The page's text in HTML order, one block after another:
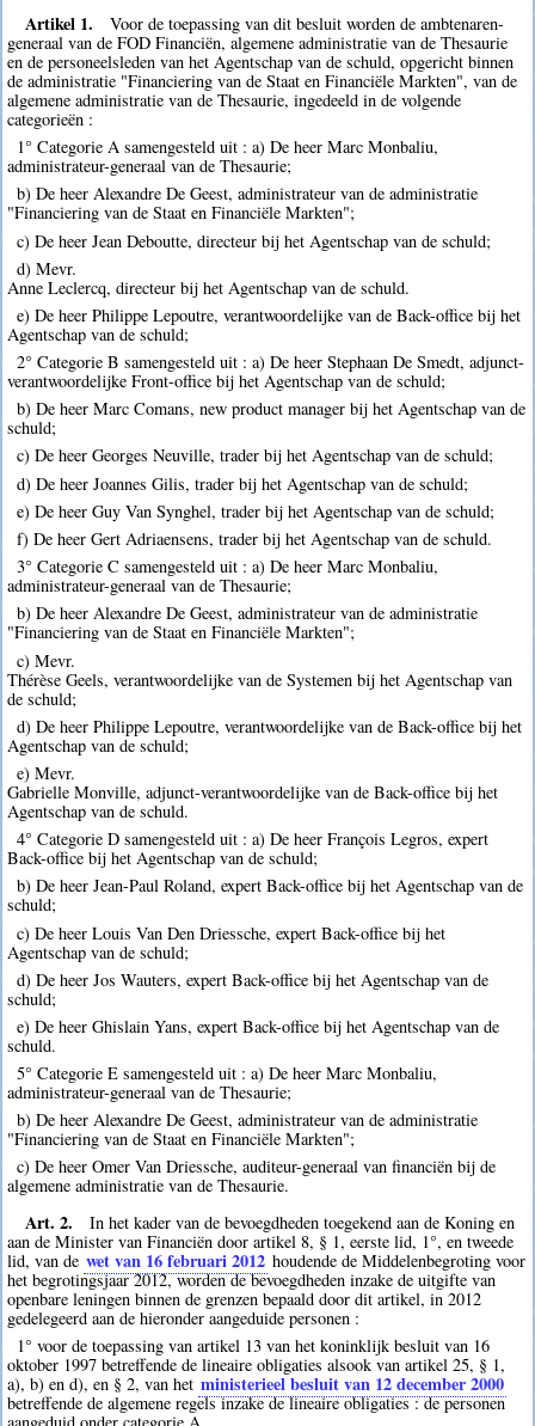
Artikel 1.
Voor de toepassing van dit besluit worden de ambtenaren-
generaal van de FOD Financiën, algemene administratie van de Thesaurie
en de personeelsleden van het Agentschap van de schuld, opgericht binnen
de administratie "Financiering van de Staat en Financiële Markten", van de
algemene administratie van de Thesaurie, ingedeeld in de volgende
categorieën :
1° Categorie A samengesteld uit : a) De heer Marc Monbaliu,
administrateur-generaal van de Thesaurie;
b) De heer Alexandre De Geest, administrateur van de administratie
"Financiering van de Staat en Financiële Markten";
c) De heer Jean Deboutte, directeur bij het Agentschap van de schuld;
d) Mevr.
Anne Leclercq, directeur bij het Agentschap van de schuld.
e) De heer Philippe Lepoutre, verantwoordelijke van de Back-office bij het
Agentschap van de schuld;
2° Categorie B samengesteld uit : a) De heer Stephaan De Smedt, adjunct-
verantwoordelijke Front-office bij het Agentschap van de schuld;
b) De heer Marc Comans, new product manager bij het Agentschap van de
schuld;
c) De heer Georges Neuville, trader bij het Agentschap van de schuld;
d) De heer Joannes Gilis, trader bij het Agentschap van de schuld;
e) De heer Guy Van Synghel, trader bij het Agentschap van de schuld;
f) De heer Gert Adriaensens, trader bij het Agentschap van de schuld.
3° Categorie C samengesteld uit : a) De heer Marc Monbaliu,
administrateur-generaal van de Thesaurie;
b) De heer Alexandre De Geest, administrateur van de administratie
"Financiering van de Staat en Financiële Markten";
c) Mevr.
Thérèse Geels, verantwoordelijke van de Systemen bij het Agentschap van
de schuld;
d) De heer Philippe Lepoutre, verantwoordelijke van de Back-office bij het
Agentschap van de schuld;
e) Mevr.
Gabrielle Monville, adjunct-verantwoordelijke van de Back-office bij het
Agentschap van de schuld.
4° Categorie D samengesteld uit : a) De heer François Legros, expert
Back-office bij het Agentschap van de schuld;
b) De heer Jean-Paul Roland, expert Back-office bij het Agentschap van de
schuld;
c) De heer Louis Van Den Driessche, expert Back-office bij het
Agentschap van de schuld;
d) De heer Jos Wauters, expert Back-office bij het Agentschap van de
schuld;
e) De heer Ghislain Yans, expert Back-office bij het Agentschap van de
schuld.
5° Categorie E samengesteld uit : a) De heer Marc Monbaliu,
administrateur-generaal van de Thesaurie;
b) De heer Alexandre De Geest, administrateur van de administratie
"Financiering van de Staat en Financiële Markten";
c) De heer Omer Van Driessche, auditeur-generaal van financiën bij de
algemene administratie van de Thesaurie.
Art. 2.
In het kader van de bevoegdheden toegekend aan de Koning en
aan de Minister van Financiën door artikel 8, § 1, eerste lid, 1°, en tweede
lid, van de wet van 16 februari 2012 houdende de Middelenbegroting voor
het begrotingsjaar 2012, worden de bevoegdheden inzake de uitgifte van
openbare leningen binnen de grenzen bepaald door dit artikel, in 2012
gedelegeerd aan de hieronder aangeduide personen :
1° voor de toepassing van artikel 13 van het koninklijk besluit van 16
oktober 1997 betreffende de lineaire obligaties alsook van artikel 25, § 1,
a), b) en d), en § 2, van het ministerieel besluit van 12 december 2000
betreffende de algemene regels inzake de lineaire obligaties : de personen